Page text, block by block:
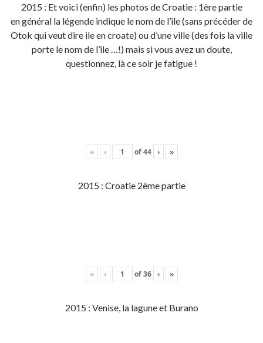
2015 : Et voici (enfin) les photos de Croatie : 1ère partie
en général la légende indique le nom de l’ile (sans précéder de
Otok qui veut dire ile en croate) ou d’une ville (des fois la ville
porte le nom de l’ile …!) mais si vous avez un doute,
questionnez, là ce soir je fatigue !
« ‹ of44 › »
2015 : Croatie 2ème partie
« ‹ of36 › »
2015 : Venise, la lagune et Burano